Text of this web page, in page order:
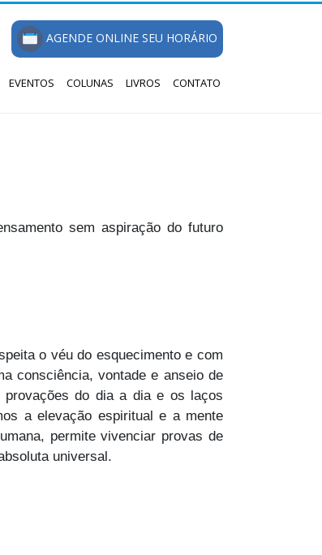
AGENDE ONLINE SEU HORÁRIO
EVENTOS COLUNAS LIVROS CONTATO
sem aspiração do futuro
o véu do esquecimento e com
consciência, vontade e anseio de
provações do dia a dia e os laços
a elevação espiritual e a mente
permite vivenciar provas de
universal.